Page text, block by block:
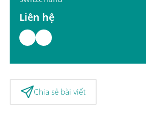
Liên hệ
Chia sẻ bài viết